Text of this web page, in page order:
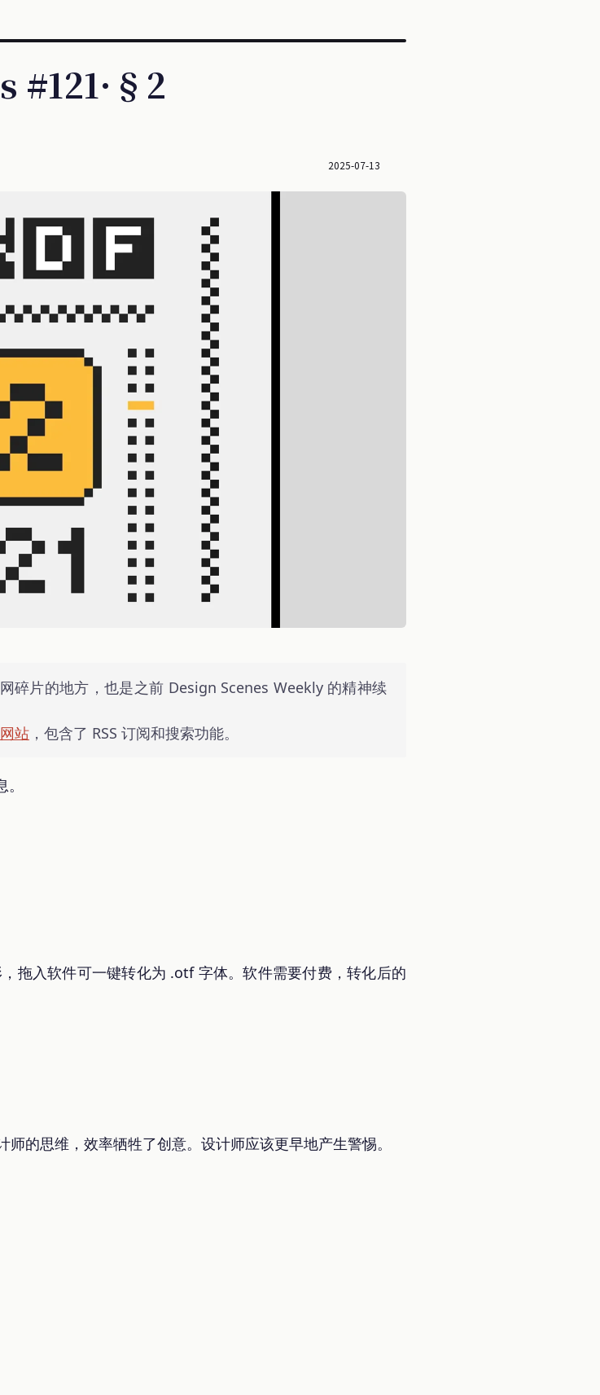
#121·§2
2025-07-13
碎片的地方，也是之前 Design Scenes Weekly 的精神续
站 ，包含了 RSS 订阅和搜索功能。
拖入软件可一键转化为 .otf 字体。软件需要付费，转化后的
的思维，效率牺牲了创意。设计师应该更早地产生警惕。